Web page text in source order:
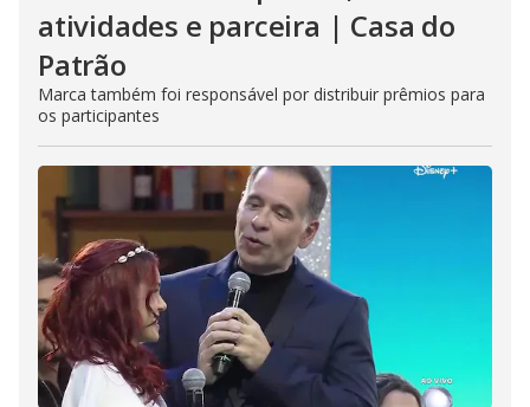
atividades e parceira | Casa do
Patrão
Marca também foi responsável por distribuir prêmios para
os participantes